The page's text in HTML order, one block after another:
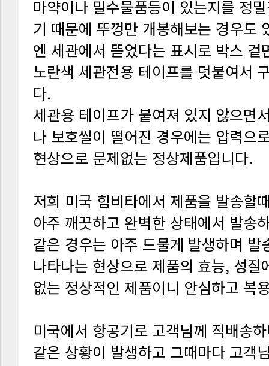
다.
현상으로 문제없는 정상제품입니다.
없는 정상적인 제품이니 안심하고 복